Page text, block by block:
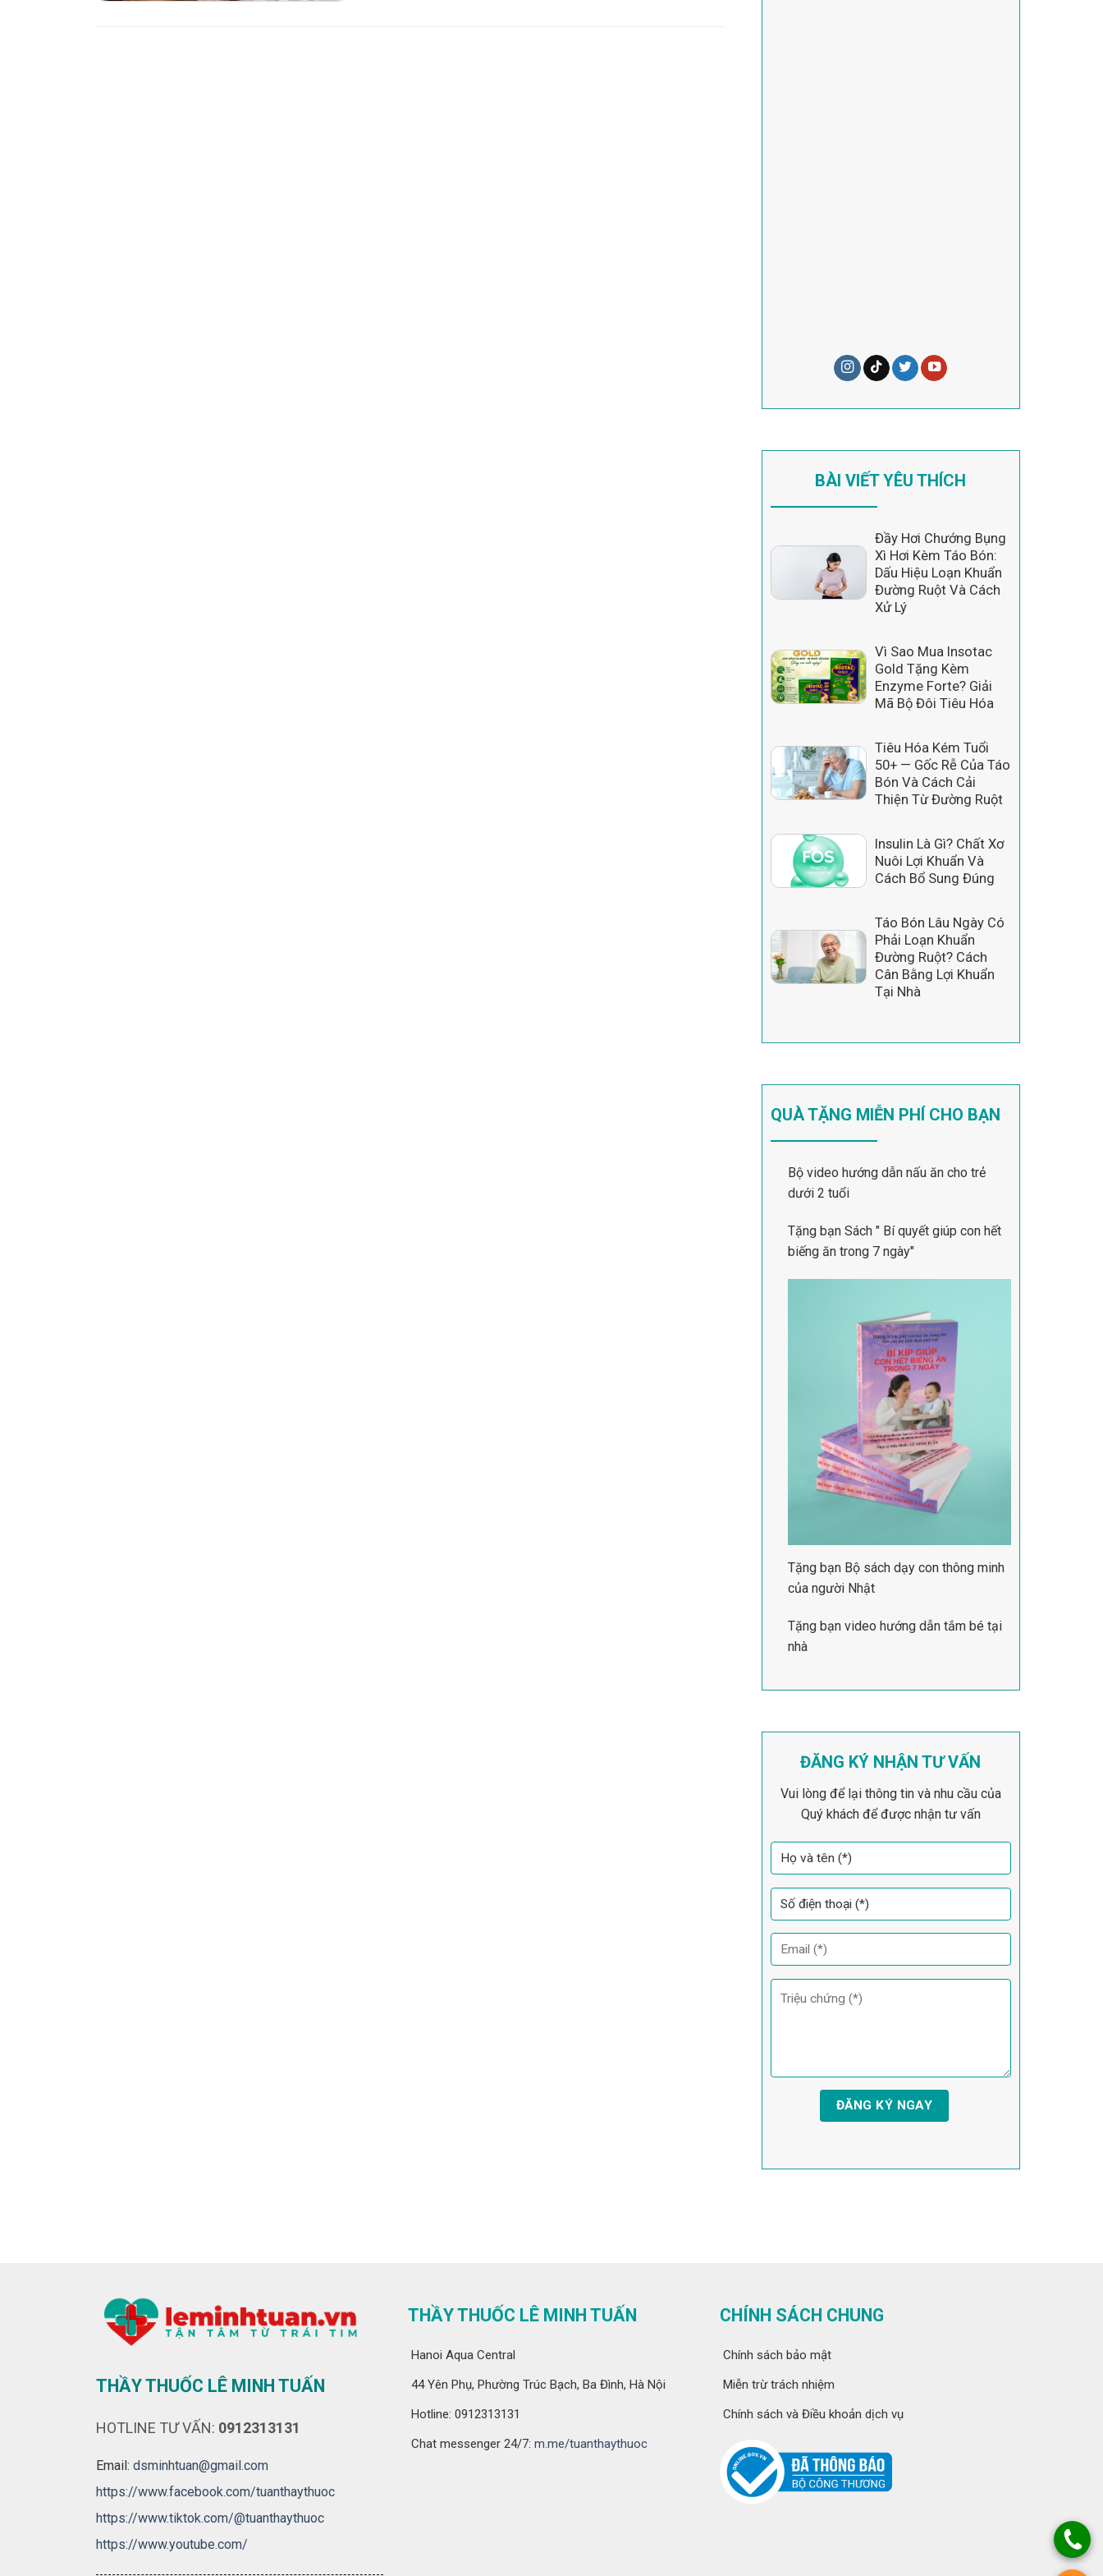
BÀI VIẾT YÊU THÍCH
Đầy Hơi Chướng Bụng
Xì Hơi Kèm Táo Bón:
Dấu Hiệu Loạn Khuẩn
Đường Ruột Và Cách
Xử Lý
Vì Sao Mua Insotac
Gold Tặng Kèm
Enzyme Forte? Giải
Mã Bộ Đôi Tiêu Hóa
Tiêu Hóa Kém Tuổi
50+ — Gốc Rễ Của Táo
Bón Và Cách Cải
Thiện Từ Đường Ruột
Insulin Là Gì? Chất Xơ
Nuôi Lợi Khuẩn Và
Cách Bổ Sung Đúng
Táo Bón Lâu Ngày Có
Phải Loạn Khuẩn
Đường Ruột? Cách
Cân Bằng Lợi Khuẩn
Tại Nhà
QUÀ TẶNG MIỄN PHÍ CHO BẠN
Bộ video hướng dẫn nấu ăn cho trẻ
dưới 2 tuổi
Tặng bạn Sách " Bí quyết giúp con hết
biếng ăn trong 7 ngày"
Tặng bạn Bộ sách dạy con thông minh
của người Nhật
Tặng bạn video hướng dẫn tắm bé tại
nhà
ĐĂNG KÝ NHẬN TƯ VẤN
Vui lòng để lại thông tin và nhu cầu của
Quý khách để được nhận tư vấn
THẦY THUỐC LÊ MINH TUẤN
HOTLINE TƯ VẤN: 0912313131
Email: dsminhtuan@gmail.com
https://www.facebook.com/tuanthaythuoc
https://www.tiktok.com/@tuanthaythuoc
https://www.youtube.com/
THẦY THUỐC LÊ MINH TUẤN
Hanoi Aqua Central
44 Yên Phụ, Phường Trúc Bạch, Ba Đình, Hà Nội
Hotline: 0912313131
Chat messenger 24/7: m.me/tuanthaythuoc
CHÍNH SÁCH CHUNG
Chính sách bảo mật
Miễn trừ trách nhiệm
Chính sách và Điều khoản dịch vụ